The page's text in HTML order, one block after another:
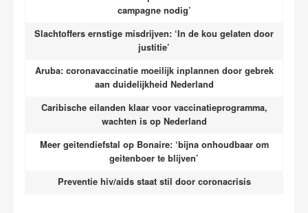
campagne nodig’
Slachtoffers ernstige misdrijven: ‘In de kou gelaten door
justitie’
Aruba: coronavaccinatie moeilijk inplannen door gebrek
aan duidelijkheid Nederland
Caribische eilanden klaar voor vaccinatieprogramma,
wachten is op Nederland
Meer geitendiefstal op Bonaire: ‘bijna onhoudbaar om
geitenboer te blijven’
Preventie hiv/aids staat stil door coronacrisis